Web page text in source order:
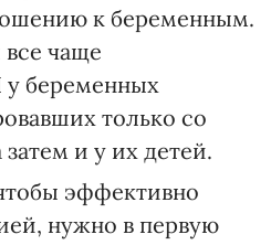
к беременным.
чаще
беременных
только со
и у их детей.
эффективно
нужно в первую